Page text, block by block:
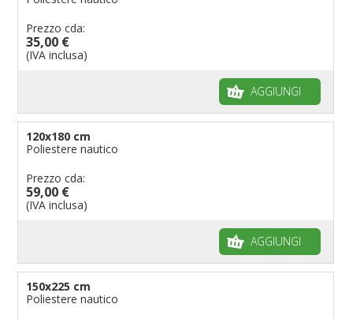
Prezzo cda:
35,00 €
(IVA inclusa)
AGGIUNGI
120x180 cm
Poliestere nautico
Prezzo cda:
59,00 €
(IVA inclusa)
AGGIUNGI
150x225 cm
Poliestere nautico